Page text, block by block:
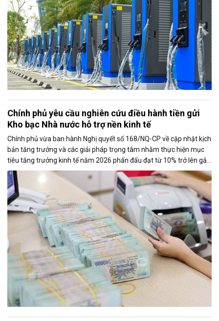
Chính phủ yêu cầu nghiên cứu điều hành tiền gửi
Kho bạc Nhà nước hỗ trợ nền kinh tế
Chính phủ vừa ban hành Nghị quyết số 168/NQ-CP về cập nhật kịch
bản tăng trưởng và các giải pháp trọng tâm nhằm thực hiện mục
tiêu tăng trưởng kinh tế năm 2026 phấn đấu đạt từ 10% trở lên gắn
với giữ vững ổn định kinh tế vĩ mô. Một trong những nhiệm vụ đáng
chú ý là nghiên cứu điều hành tiền gửi của Kho bạc Nhà nước tại
các ngân hàng thương mại để tăng nguồn vốn ngắn hạn cho nền
kinh tế.